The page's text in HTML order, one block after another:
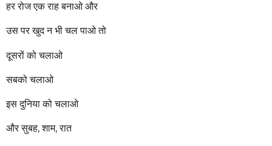
हर रोज एक राह बनाओ और
उस पर खुद न भी चल पाओ तो
दूसरों को चलाओ
सबको चलाओ
इस दुनिया को चलाओ
और सुबह, शाम, रात